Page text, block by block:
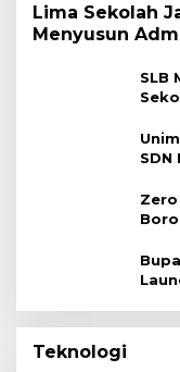
Lima Sekolah
Menyusun
SLB
SDN
Zero
Teknologi